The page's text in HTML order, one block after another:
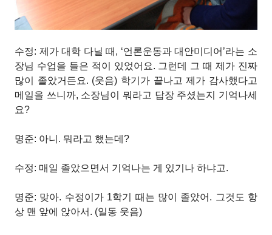
수정: 제가 대학 다닐 때, ‘언론운동과 대안미디어’라는 소
장님 수업을 들은 적이 있었어요. 그런데 그 때 제가 진짜
많이 졸았거든요. (웃음) 학기가 끝나고 제가 감사했다고
메일을 쓰니까, 소장님이 뭐라고 답장 주셨는지 기억나세
요?
명준: 아니. 뭐라고 했는데?
수정: 매일 졸았으면서 기억나는 게 있기나 하냐고.
명준: 맞아. 수정이가 1학기 때는 많이 졸았어. 그것도 항
상 맨 앞에 앉아서. (일동 웃음)